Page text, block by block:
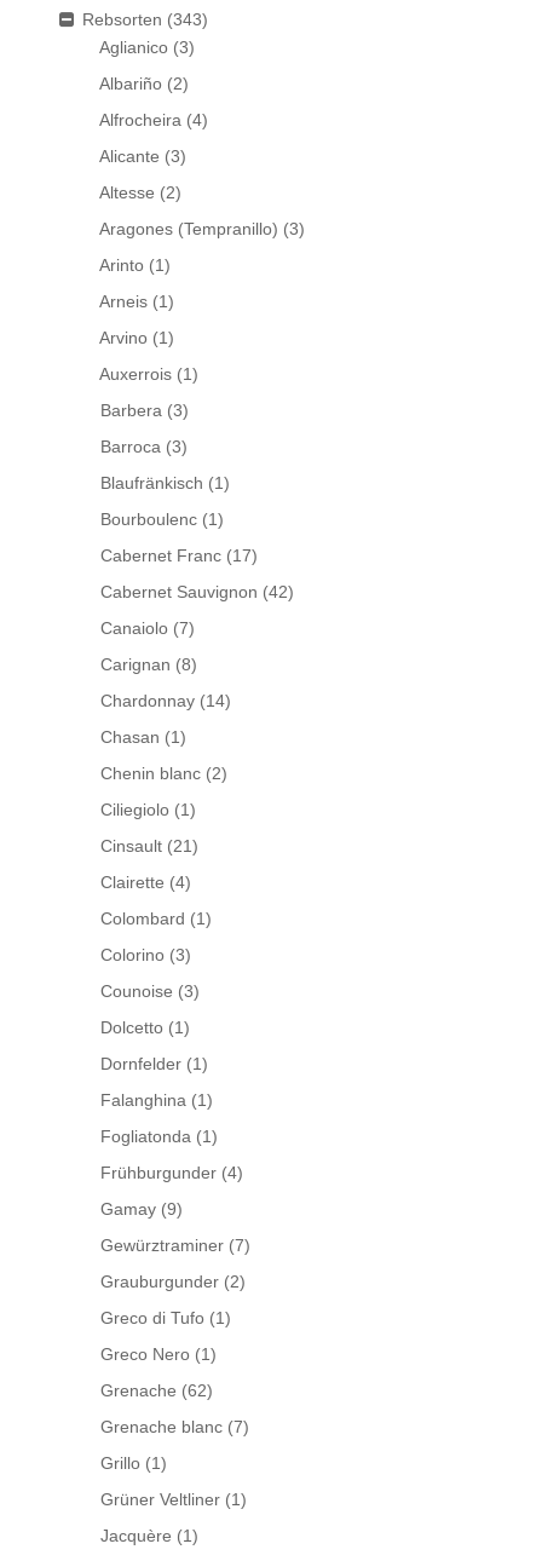
Rebsorten (343)
Aglianico (3)
Albariño (2)
Alfrocheira (4)
Alicante (3)
Altesse (2)
Aragones (Tempranillo) (3)
Arinto (1)
Arneis (1)
Arvino (1)
Auxerrois (1)
Barbera (3)
Barroca (3)
Blaufränkisch (1)
Bourboulenc (1)
Cabernet Franc (17)
Cabernet Sauvignon (42)
Canaiolo (7)
Carignan (8)
Chardonnay (14)
Chasan (1)
Chenin blanc (2)
Ciliegiolo (1)
Cinsault (21)
Clairette (4)
Colombard (1)
Colorino (3)
Counoise (3)
Dolcetto (1)
Dornfelder (1)
Falanghina (1)
Fogliatonda (1)
Frühburgunder (4)
Gamay (9)
Gewürztraminer (7)
Grauburgunder (2)
Greco di Tufo (1)
Greco Nero (1)
Grenache (62)
Grenache blanc (7)
Grillo (1)
Grüner Veltliner (1)
Jacquère (1)